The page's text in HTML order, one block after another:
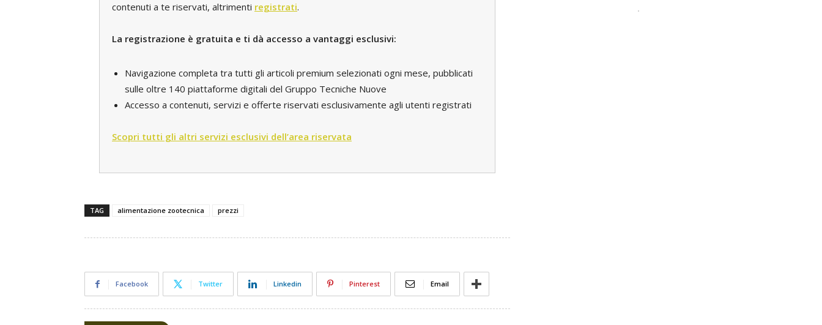
contenuti a te riservati, altrimenti registrati.
La registrazione è gratuita e ti dà accesso a vantaggi esclusivi:
Navigazione completa tra tutti gli articoli premium selezionati ogni mese, pubblicati
sulle oltre 140 piattaforme digitali del Gruppo Tecniche Nuove
Accesso a contenuti, servizi e offerte riservati esclusivamente agli utenti registrati
Scopri tutti gli altri servizi esclusivi dell’area riservata
TAG alimentazione zootecnica prezzi
Facebook Twitter Linkedin Pinterest Email